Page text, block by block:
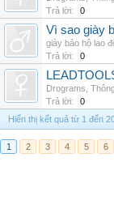
Trả lời:
0
Vì sao giày
giày bảo hộ lao
Trả lời:
0
Drograms
Trả lời:
0
Hiển thị kết quả từ 1 đến
1 2 3 4 5 6